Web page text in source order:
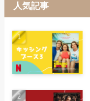
人気記事